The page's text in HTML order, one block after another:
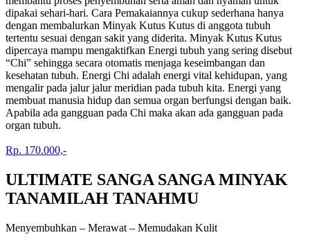
dipakai sehari-hari. Cara Pemakaiannya cukup sederhana hanya
dengan membalurkan Minyak Kutus Kutus di anggota tubuh
tertentu sesuai dengan sakit yang diderita. Minyak Kutus Kutus
dipercaya mampu mengaktifkan Energi tubuh yang sering disebut
“Chi” sehingga secara otomatis menjaga keseimbangan dan
kesehatan tubuh. Energi Chi adalah energi vital kehidupan, yang
mengalir pada jalur jalur meridian pada tubuh kita. Energi yang
membuat manusia hidup dan semua organ berfungsi dengan baik.
Apabila ada gangguan pada Chi maka akan ada gangguan pada
organ tubuh.
Rp. 170.000,-
ULTIMATE SANGA SANGA MINYAK
TANAMILAH TANAHMU
Menyembuhkan – Merawat – Memudakan Kulit